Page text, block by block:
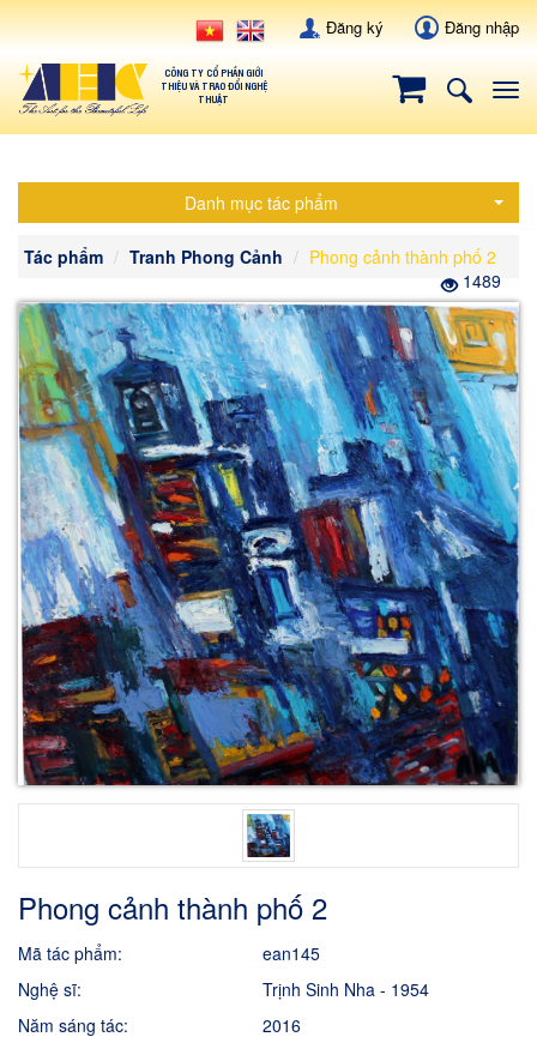
Đăng ký Đăng nhập
CÔNG TY CỔ PHẦN GIỚI
THIỆU VÀ TRAO ĐỔI NGHỆ
THUẬT
Danh mục tác phẩm
Tác phẩm Tranh Phong Cảnh
Phong cảnh thành phố 2
1489
Phong cảnh thành phố 2
Mã tác phẩm:
ean145
Nghệ sĩ:
Trịnh Sinh Nha - 1954
Năm sáng tác:
2016